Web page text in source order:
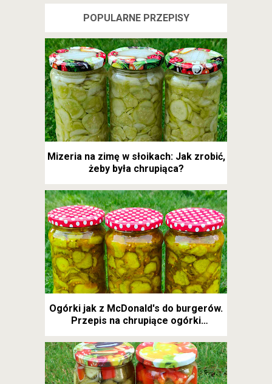
POPULARNE PRZEPISY
Mizeria na zimę w słoikach: Jak zrobić,
żeby była chrupiąca?
Ogórki jak z McDonald's do burgerów.
Przepis na chrupiące ogórki